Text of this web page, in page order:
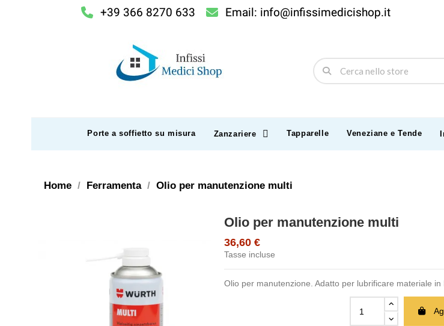
+39 366 8270 633 Email: info@infissimedicishop.it
Porte a soffietto su misura Zanzariere Tapparelle Veneziane e Tende
Home Ferramenta Olio per manutenzione multi
Olio per manutenzione multi
36,60 €
Tasse incluse
Olio per manutenzione. Adatto per lubrificare materiale in